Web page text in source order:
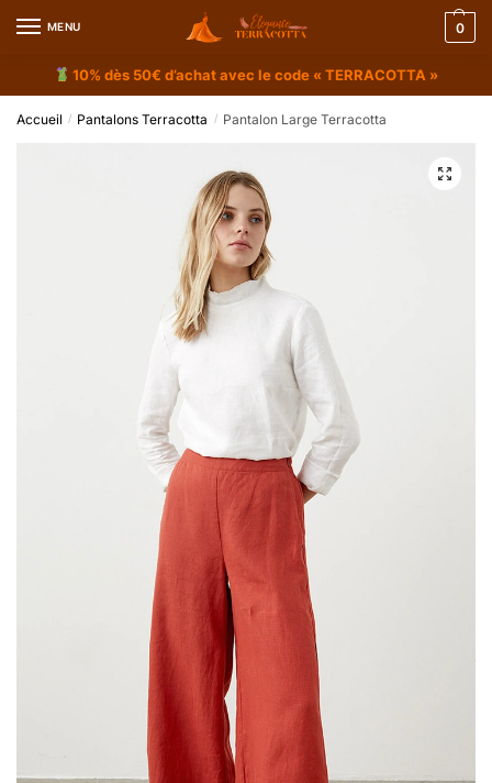
MENU 0
10% dès 50€ d’achat avec le code « TERRACOTTA »
Accueil / Pantalons Terracotta / Pantalon Large Terracotta